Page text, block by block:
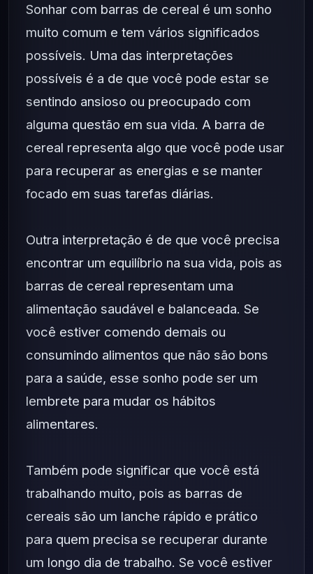
Sonhar com barras de cereal é um sonho
muito comum e tem vários significados
possíveis. Uma das interpretações
possíveis é a de que você pode estar se
sentindo ansioso ou preocupado com
alguma questão em sua vida. A barra de
cereal representa algo que você pode usar
para recuperar as energias e se manter
focado em suas tarefas diárias.
Outra interpretação é de que você precisa
encontrar um equilíbrio na sua vida, pois as
barras de cereal representam uma
alimentação saudável e balanceada. Se
você estiver comendo demais ou
consumindo alimentos que não são bons
para a saúde, esse sonho pode ser um
lembrete para mudar os hábitos
alimentares.
Também pode significar que você está
trabalhando muito, pois as barras de
cereais são um lanche rápido e prático
para quem precisa se recuperar durante
um longo dia de trabalho. Se você estiver